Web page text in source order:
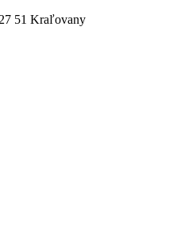
51 Kraľovany